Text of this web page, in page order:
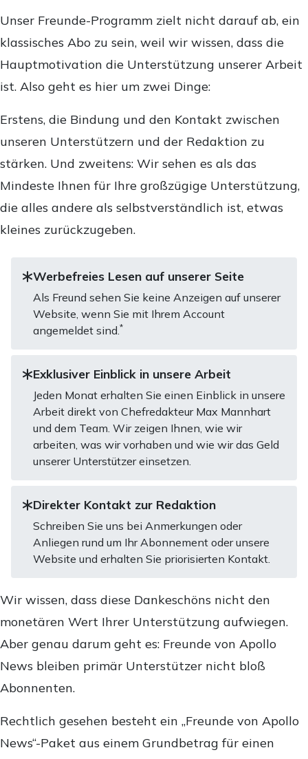
Unser Freunde-Programm zielt nicht darauf ab, ein
klassisches Abo zu sein, weil wir wissen, dass die
Hauptmotivation die Unterstützung unserer Arbeit
ist. Also geht es hier um zwei Dinge:
Erstens, die Bindung und den Kontakt zwischen
unseren Unterstützern und der Redaktion zu
stärken. Und zweitens: Wir sehen es als das
Mindeste Ihnen für Ihre großzügige Unterstützung,
die alles andere als selbstverständlich ist, etwas
kleines zurückzugeben.
Werbefreies Lesen auf unserer Seite
Als Freund sehen Sie keine Anzeigen auf unserer
Website, wenn Sie mit Ihrem Account
angemeldet sind.*
Exklusiver Einblick in unsere Arbeit
Jeden Monat erhalten Sie einen Einblick in unsere
Arbeit direkt von Chefredakteur Max Mannhart
und dem Team. Wir zeigen Ihnen, wie wir
arbeiten, was wir vorhaben und wie wir das Geld
unserer Unterstützer einsetzen.
Direkter Kontakt zur Redaktion
Schreiben Sie uns bei Anmerkungen oder
Anliegen rund um Ihr Abonnement oder unsere
Website und erhalten Sie priorisierten Kontakt.
Wir wissen, dass diese Dankeschöns nicht den
monetären Wert Ihrer Unterstützung aufwiegen.
Aber genau darum geht es: Freunde von Apollo
News bleiben primär Unterstützer nicht bloß
Abonnenten.
Rechtlich gesehen besteht ein „Freunde von Apollo
News“-Paket aus einem Grundbetrag für einen